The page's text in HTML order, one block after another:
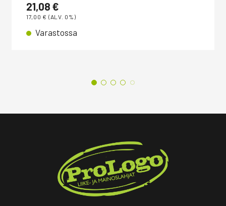
21,08 €
17,00 € (ALV. 0%)
Varastossa